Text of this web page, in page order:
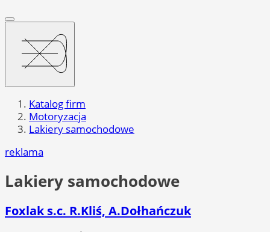
Katalog firm
Motoryzacja
Lakiery samochodowe
reklama
Lakiery samochodowe
Foxlak s.c. R.Kliś, A.Dołhańczuk